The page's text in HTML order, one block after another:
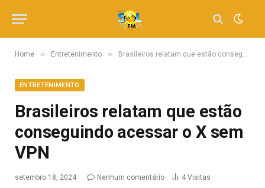
Home » Entretenimento » Brasileiros relatam que estão conseguindo acessar o X sem VPN
ENTRETENIMENTO
Brasileiros relatam que estão
conseguindo acessar o X sem
VPN
setembro 18, 2024 Nenhum comentário 4 Visitas